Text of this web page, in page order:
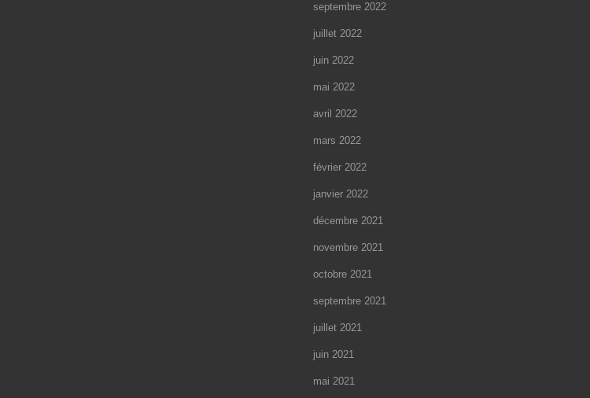
septembre 2022
juillet 2022
juin 2022
mai 2022
avril 2022
mars 2022
février 2022
janvier 2022
décembre 2021
novembre 2021
octobre 2021
septembre 2021
juillet 2021
juin 2021
mai 2021